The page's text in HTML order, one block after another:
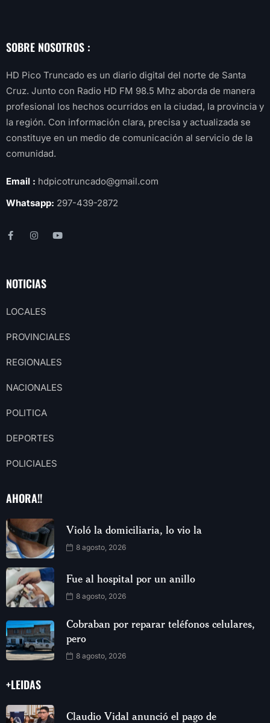
SOBRE NOSOTROS :
HD Pico Truncado es un diario digital del norte de Santa
Cruz. Junto con Radio HD FM 98.5 Mhz aborda de manera
profesional los hechos ocurridos en la ciudad, la provincia y
la región. Con información clara, precisa y actualizada se
constituye en un medio de comunicación al servicio de la
comunidad.
Email : hdpicotruncado@gmail.com
Whatsapp: 297-439-2872
NOTICIAS
LOCALES
PROVINCIALES
REGIONALES
NACIONALES
POLITICA
DEPORTES
POLICIALES
AHORA!!
Violó la domiciliaria, lo vio la
8 agosto, 2026
Fue al hospital por un anillo
8 agosto, 2026
Cobraban por reparar teléfonos celulares,
pero
8 agosto, 2026
+LEIDAS
Claudio Vidal anunció el pago de